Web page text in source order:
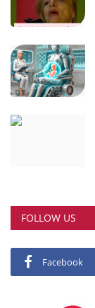
FOLLOW US
Facebook